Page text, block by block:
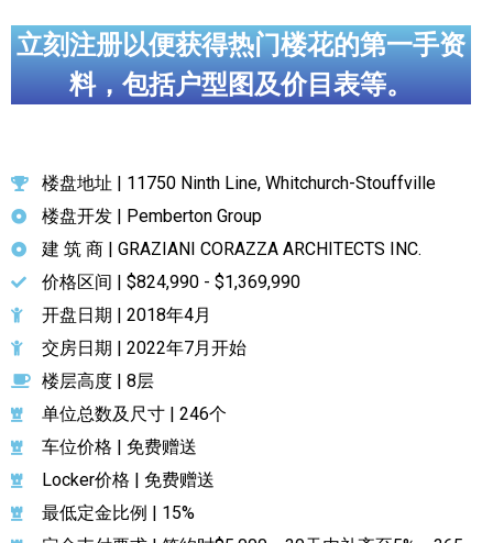
立刻注册以便获得热门楼花的第一手资
料，包括户型图及价目表等。
楼盘地址 | 11750 Ninth Line, Whitchurch-Stouffville
楼盘开发 | Pemberton Group
建 筑 商 | GRAZIANI CORAZZA ARCHITECTS INC.
价格区间 | $824,990 - $1,369,990
开盘日期 | 2018年4月
交房日期 | 2022年7月开始
楼层高度 | 8层
单位总数及尺寸 | 246个
车位价格 | 免费赠送
Locker价格 | 免费赠送
最低定金比例 | 15%